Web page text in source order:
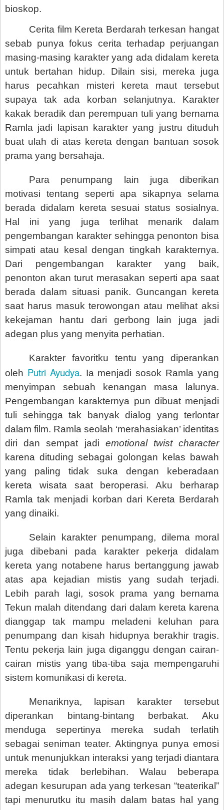
bioskop.
Cerita film Kereta Berdarah terkesan hangat
sebab punya fokus cerita terhadap perjuangan
masing-masing karakter yang ada didalam kereta
untuk bertahan hidup. Dilain sisi, mereka juga
harus pecahkan misteri kereta maut tersebut
supaya tak ada korban selanjutnya. Karakter
kakak beradik dan perempuan tuli yang bernama
Ramla jadi lapisan karakter yang justru dituduh
buat ulah di atas kereta dengan bantuan sosok
prama yang bersahaja.
Para penumpang lain juga diberikan
motivasi tentang seperti apa sikapnya selama
berada didalam kereta sesuai status sosialnya.
Hal ini yang juga terlihat menarik dalam
pengembangan karakter sehingga penonton bisa
simpati atau kesal dengan tingkah karakternya.
Dari pengembangan karakter yang baik,
penonton akan turut merasakan seperti apa saat
berada dalam situasi panik. Guncangan kereta
saat harus masuk terowongan atau melihat aksi
kekejaman hantu dari gerbong lain juga jadi
adegan plus yang menyita perhatian.
Karakter favoritku tentu yang diperankan
oleh Putri Ayudya. Ia menjadi sosok Ramla yang
menyimpan sebuah kenangan masa lalunya.
Pengembangan karakternya pun dibuat menjadi
tuli sehingga tak banyak dialog yang terlontar
dalam film. Ramla seolah ‘merahasiakan’ identitas
diri dan sempat jadi emotional twist character
karena dituding sebagai golongan kelas bawah
yang paling tidak suka dengan keberadaan
kereta wisata saat beroperasi. Aku berharap
Ramla tak menjadi korban dari Kereta Berdarah
yang dinaiki.
Selain karakter penumpang, dilema moral
juga dibebani pada karakter pekerja didalam
kereta yang notabene harus bertanggung jawab
atas apa kejadian mistis yang sudah terjadi.
Lebih parah lagi, sosok prama yang bernama
Tekun malah ditendang dari dalam kereta karena
dianggap tak mampu meladeni keluhan para
penumpang dan kisah hidupnya berakhir tragis.
Tentu pekerja lain juga diganggu dengan cairan-
cairan mistis yang tiba-tiba saja mempengaruhi
sistem komunikasi di kereta.
Menariknya, lapisan karakter tersebut
diperankan bintang-bintang berbakat. Aku
menduga sepertinya mereka sudah terlatih
sebagai seniman teater. Aktingnya punya emosi
untuk menunjukkan interaksi yang terjadi diantara
mereka tidak berlebihan. Walau beberapa
adegan kesurupan ada yang terkesan “teaterikal”
tapi menurutku itu masih dalam batas hal yang